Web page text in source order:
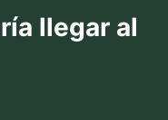
llegar al